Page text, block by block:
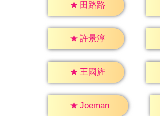
★ 田路路
★ 許景淳
★ 王國旌
★ Joeman